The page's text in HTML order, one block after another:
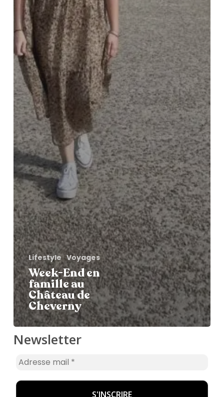
Lifestyle Voyages
Week-End en
famille au
Château de
Cheverny
Newsletter